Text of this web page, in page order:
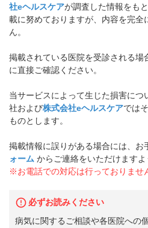
社eヘルスケアが調査した情報をも
載に努めておりますが、内容を完全
ん。
掲載されている医院を受診される場
に直接ご確認ください。
当サービスによって生じた損害につ
社および株式会社eヘルスケアでは
ものとします。
掲載情報に誤りがある場合には、お
ォーム からご連絡をいただけますよ
※お電話での対応は行っておりませ
必ずお読みください
病気に関するご相談や各医院への